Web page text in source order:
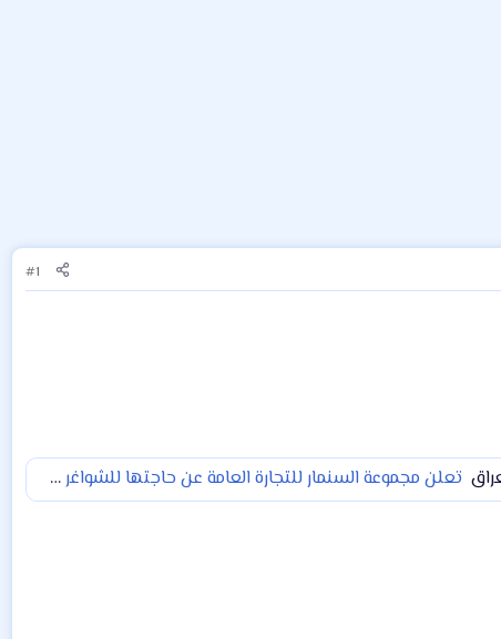
#1
تعلن مجموعة السنمار للتجارة العامة عن حاجتها للشواغر التالية : ١- مستشار قانوني او مدير قانوني خبرة في تأسيس الشركات والتحاسب الضريبي وقضايا الشركات.